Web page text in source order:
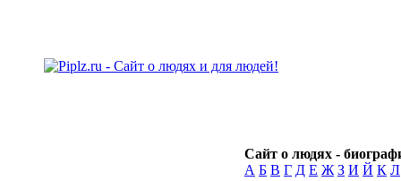
Сайт о людях -
А Б В Г Д Е Ж З И Й К Л